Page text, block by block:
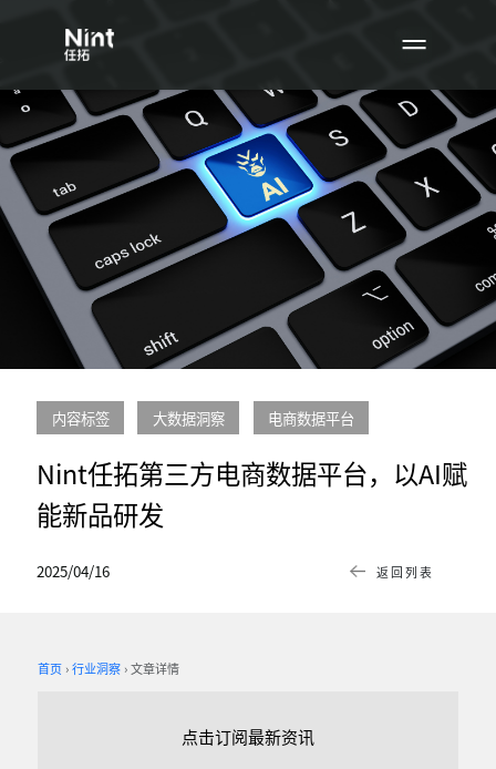
返回列表
2025/04/16
Nint任拓第三方电商数据平台，以AI赋
能新品研发
内容标签 大数据洞察 电商数据平台
首页 行业洞察 文章详情
点击订阅最新资讯